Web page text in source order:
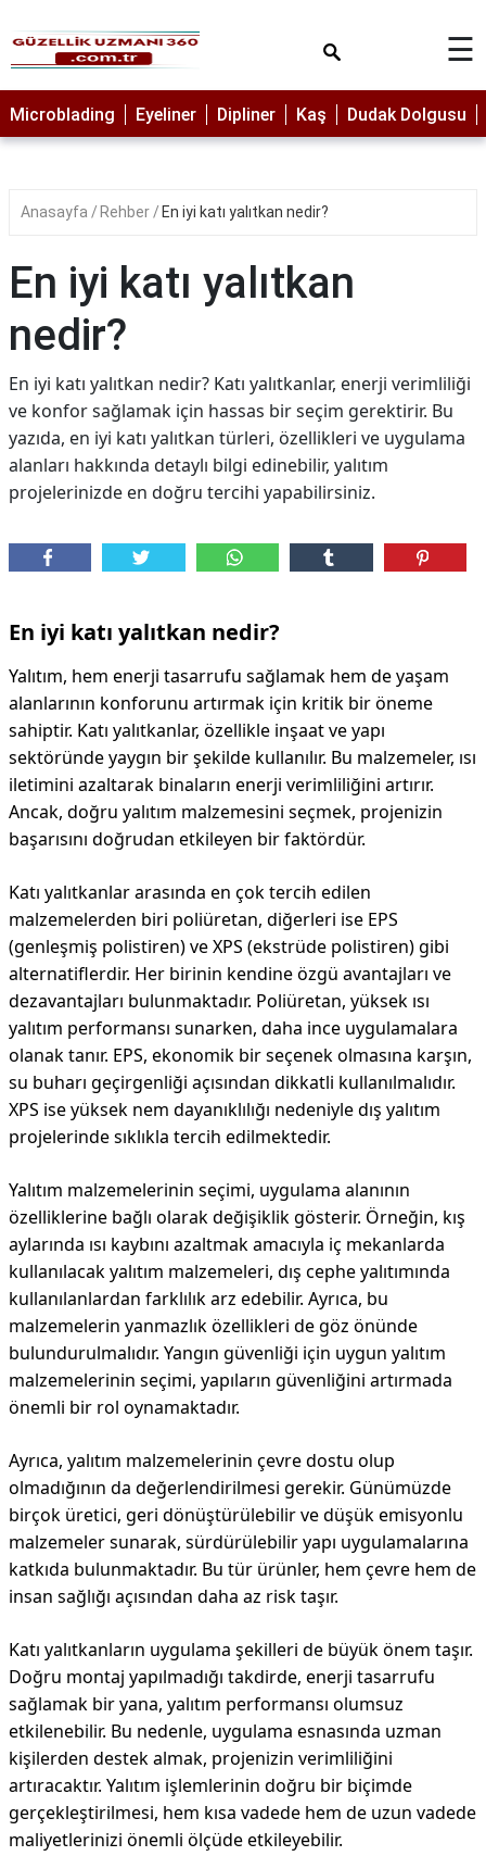
MAKYAJ
MİCROBLADİNG
LAZER
PROTEZ
PEELİNG
ERKEK
BAKIMI
CİLT
BAKIMI
☰
Microblading Eyeliner Dipliner Kaş Dudak Dolgusu
Anasayfa Rehber En iyi katı yalıtkan nedir?
En iyi katı yalıtkan
nedir?
En iyi katı yalıtkan nedir? Katı yalıtkanlar, enerji verimliliği
ve konfor sağlamak için hassas bir seçim gerektirir. Bu
yazıda, en iyi katı yalıtkan türleri, özellikleri ve uygulama
alanları hakkında detaylı bilgi edinebilir, yalıtım
projelerinizde en doğru tercihi yapabilirsiniz.
En iyi katı yalıtkan nedir?
Yalıtım, hem enerji tasarrufu sağlamak hem de yaşam
alanlarının konforunu artırmak için kritik bir öneme
sahiptir. Katı yalıtkanlar, özellikle inşaat ve yapı
sektöründe yaygın bir şekilde kullanılır. Bu malzemeler, ısı
iletimini azaltarak binaların enerji verimliliğini artırır.
Ancak, doğru yalıtım malzemesini seçmek, projenizin
başarısını doğrudan etkileyen bir faktördür.
Katı yalıtkanlar arasında en çok tercih edilen
malzemelerden biri poliüretan, diğerleri ise EPS
(genleşmiş polistiren) ve XPS (ekstrüde polistiren) gibi
alternatiflerdir. Her birinin kendine özgü avantajları ve
dezavantajları bulunmaktadır. Poliüretan, yüksek ısı
yalıtım performansı sunarken, daha ince uygulamalara
olanak tanır. EPS, ekonomik bir seçenek olmasına karşın,
su buharı geçirgenliği açısından dikkatli kullanılmalıdır.
XPS ise yüksek nem dayanıklılığı nedeniyle dış yalıtım
projelerinde sıklıkla tercih edilmektedir.
Yalıtım malzemelerinin seçimi, uygulama alanının
özelliklerine bağlı olarak değişiklik gösterir. Örneğin, kış
aylarında ısı kaybını azaltmak amacıyla iç mekanlarda
kullanılacak yalıtım malzemeleri, dış cephe yalıtımında
kullanılanlardan farklılık arz edebilir. Ayrıca, bu
malzemelerin yanmazlık özellikleri de göz önünde
bulundurulmalıdır. Yangın güvenliği için uygun yalıtım
malzemelerinin seçimi, yapıların güvenliğini artırmada
önemli bir rol oynamaktadır.
Ayrıca, yalıtım malzemelerinin çevre dostu olup
olmadığının da değerlendirilmesi gerekir. Günümüzde
birçok üretici, geri dönüştürülebilir ve düşük emisyonlu
malzemeler sunarak, sürdürülebilir yapı uygulamalarına
katkıda bulunmaktadır. Bu tür ürünler, hem çevre hem de
insan sağlığı açısından daha az risk taşır.
Katı yalıtkanların uygulama şekilleri de büyük önem taşır.
Doğru montaj yapılmadığı takdirde, enerji tasarrufu
sağlamak bir yana, yalıtım performansı olumsuz
etkilenebilir. Bu nedenle, uygulama esnasında uzman
kişilerden destek almak, projenizin verimliliğini
artıracaktır. Yalıtım işlemlerinin doğru bir biçimde
gerçekleştirilmesi, hem kısa vadede hem de uzun vadede
maliyetlerinizi önemli ölçüde etkileyebilir.